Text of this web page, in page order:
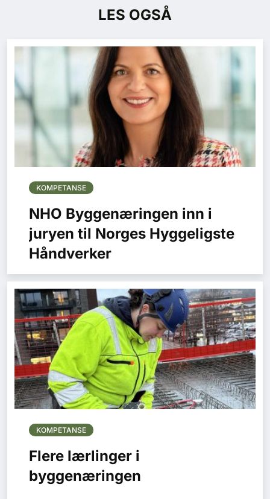
LES OGSÅ
KOMPETANSE
NHO Byggenæringen inn i
juryen til Norges Hyggeligste
Håndverker
KOMPETANSE
Flere lærlinger i
byggenæringen